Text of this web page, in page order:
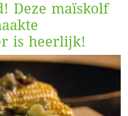
Deze maïskolf
is heerlijk!